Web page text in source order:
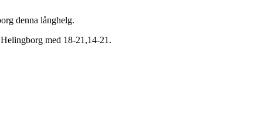
denna långhelg.
med 18-21,14-21.